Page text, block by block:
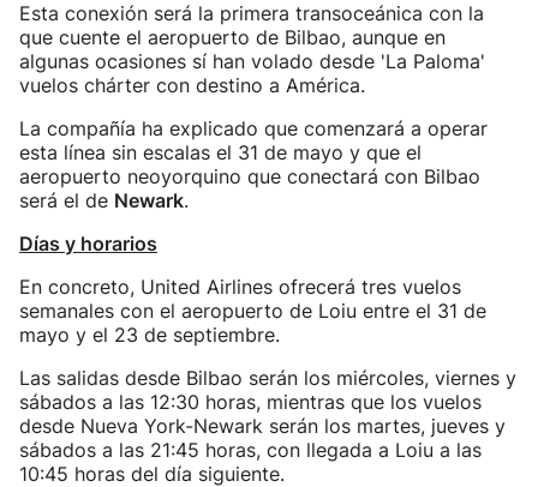
Esta conexión será la primera transoceánica con la
que cuente el aeropuerto de Bilbao, aunque en
algunas ocasiones sí han volado desde 'La Paloma'
vuelos chárter con destino a América.
La compañía ha explicado que comenzará a operar
esta línea sin escalas el 31 de mayo y que el
aeropuerto neoyorquino que conectará con Bilbao
será el de Newark.
Días y horarios
En concreto, United Airlines ofrecerá tres vuelos
semanales con el aeropuerto de Loiu entre el 31 de
mayo y el 23 de septiembre.
Las salidas desde Bilbao serán los miércoles, viernes y
sábados a las 12:30 horas, mientras que los vuelos
desde Nueva York-Newark serán los martes, jueves y
sábados a las 21:45 horas, con llegada a Loiu a las
10:45 horas del día siguiente.